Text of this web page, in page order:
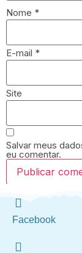
Nome *
E-mail *
Site
Salvar meus
eu comentar.
Facebook